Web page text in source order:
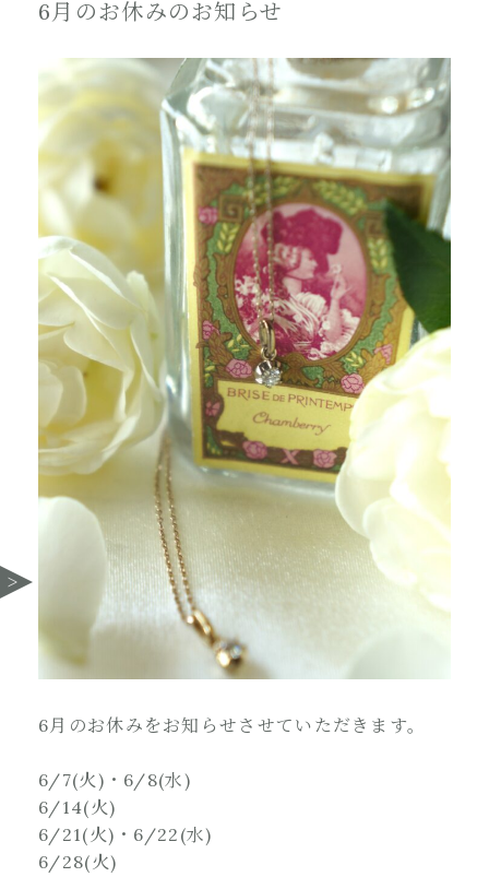
6月のお休みのお知らせ
6月のお休みをお知らせさせていただきます。
6/7(火)・6/8(水)
6/14(火)
6/21(火)・6/22(水)
6/28(火)